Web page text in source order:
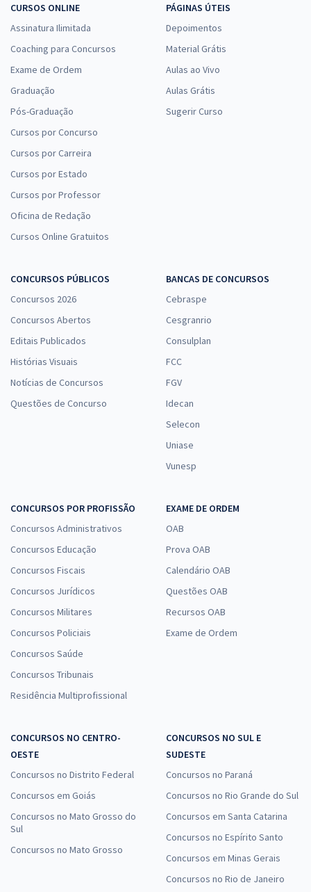
CURSOS ONLINE
Assinatura Ilimitada
Coaching para Concursos
Exame de Ordem
Graduação
Pós-Graduação
Cursos por Concurso
Cursos por Carreira
Cursos por Estado
Cursos por Professor
Oficina de Redação
Cursos Online Gratuitos
PÁGINAS ÚTEIS
Depoimentos
Material Grátis
Aulas ao Vivo
Aulas Grátis
Sugerir Curso
CONCURSOS PÚBLICOS
Concursos 2026
Concursos Abertos
Editais Publicados
Histórias Visuais
Notícias de Concursos
Questões de Concurso
BANCAS DE CONCURSOS
Cebraspe
Cesgranrio
Consulplan
FCC
FGV
Idecan
Selecon
Uniase
Vunesp
CONCURSOS POR PROFISSÃO
Concursos Administrativos
Concursos Educação
Concursos Fiscais
Concursos Jurídicos
Concursos Militares
Concursos Policiais
Concursos Saúde
Concursos Tribunais
Residência Multiprofissional
EXAME DE ORDEM
OAB
Prova OAB
Calendário OAB
Questões OAB
Recursos OAB
Exame de Ordem
CONCURSOS NO CENTRO-
OESTE
Concursos no Distrito Federal
Concursos em Goiás
Concursos no Mato Grosso do
Sul
Concursos no Mato Grosso
CONCURSOS NO SUL E
SUDESTE
Concursos no Paraná
Concursos no Rio Grande do Sul
Concursos em Santa Catarina
Concursos no Espírito Santo
Concursos em Minas Gerais
Concursos no Rio de Janeiro